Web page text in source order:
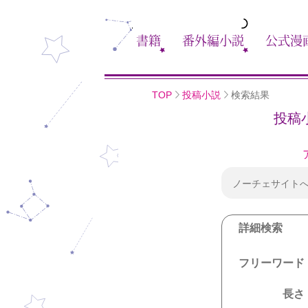
書籍 番外編小説 公式漫
TOP 投稿小説 検索結果
投稿
ノーチェサイト
詳細検索
フリーワード
長さ